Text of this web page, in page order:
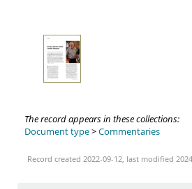
The record appears in these collections:
Document type>Commentaries
Record created 2022-09-12, last modified